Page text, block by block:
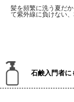
髪を頻繁に洗う夏だ
て紫外線に負けない
石鹸入門者に